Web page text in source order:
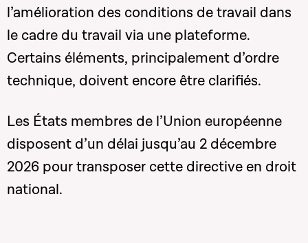
l’amélioration des conditions de travail dans
le cadre du travail via une plateforme.
Certains éléments, principalement d’ordre
technique, doivent encore être clarifiés.
Les États membres de l’Union européenne
disposent d’un délai jusqu’au 2 décembre
2026 pour transposer cette directive en droit
national.